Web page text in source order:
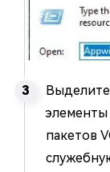
элементы
пакетов